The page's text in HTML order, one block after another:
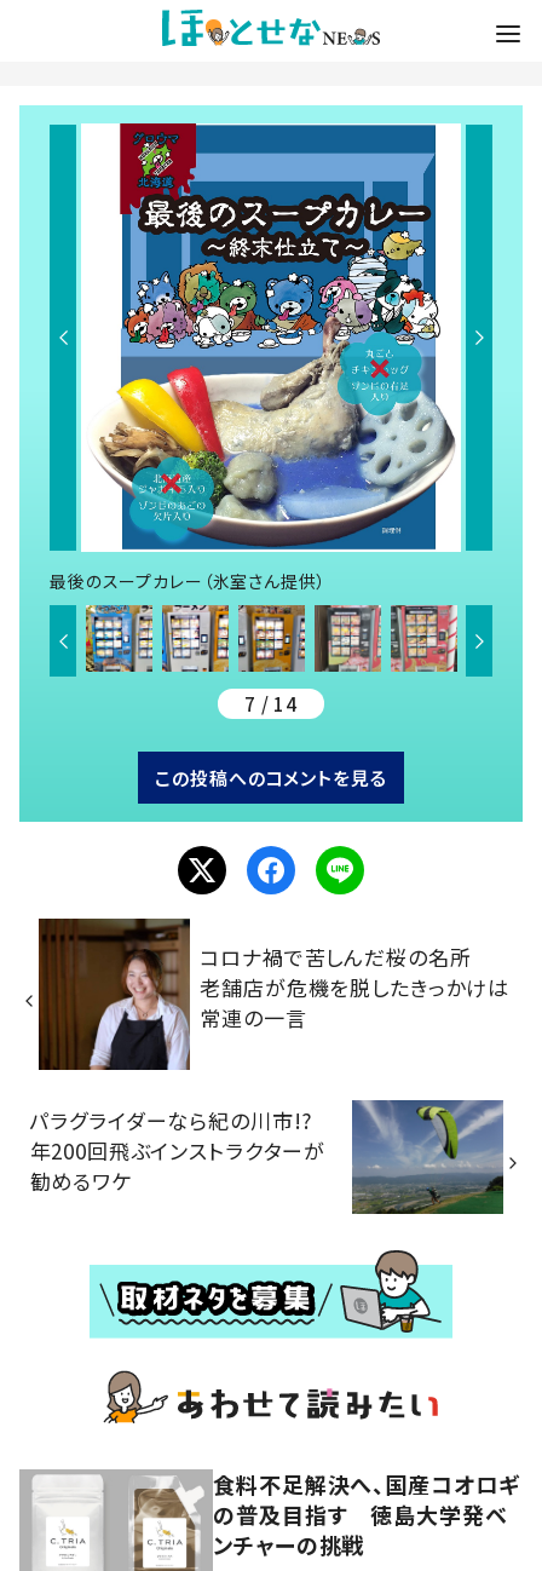
最後のスープカレー（氷室さん提供）
7 / 14
この投稿へのコメントを見る
コロナ禍で苦しんだ桜の名所
老舗店が危機を脱したきっかけは
常連の一言
パラグライダーなら紀の川市!?
年200回飛ぶインストラクターが
勧めるワケ
食料不足解決へ、国産コオロギ
の普及目指す 徳島大学発ベ
ンチャーの挑戦